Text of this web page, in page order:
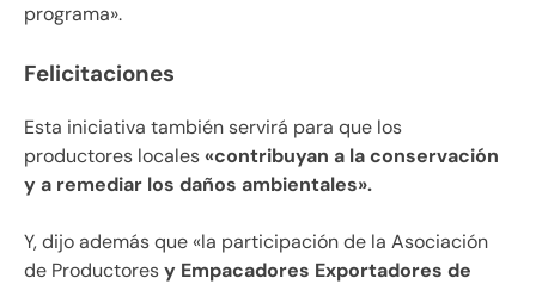
programa».
Felicitaciones
Esta iniciativa también servirá para que los
productores locales«contribuyan a la conservación
y a remediar los daños ambientales».
Y, dijo además que «la participación de la Asociación
de Productoresy Empacadores Exportadores de